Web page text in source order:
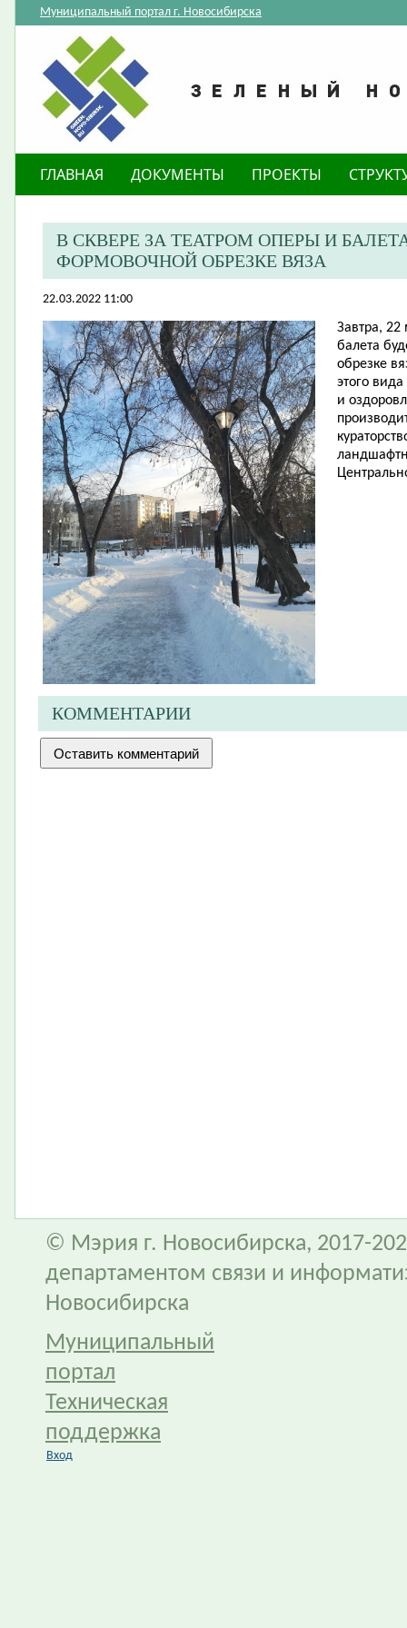
Муниципальный портал г. Новосибирска
ГЛАВНАЯ ДОКУМЕНТЫ ПРОЕКТЫ
В СКВЕРЕ ЗА ТЕАТРОМ ОПЕРЫ И
ФОРМОВОЧНОЙ ОБРЕЗКЕ ВЯЗА
22.03.2022 11:00
Завтра, 22
балета
обрезке
этого
и
КОММЕНТАРИИ
© Мэрия г. Новосибирска, 2017-
департаментом связи и
Новосибирска
Муниципальный
портал
Техническая
поддержка
Вход